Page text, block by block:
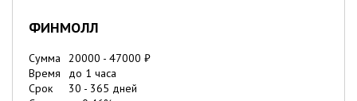
ФИНМОЛЛ
Сумма 20000 - 47000 ₽
Время
до 1 часа
Срок
30 - 365 дней